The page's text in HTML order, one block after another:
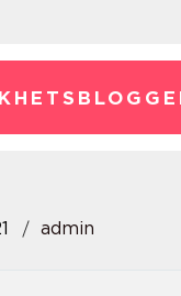
admin